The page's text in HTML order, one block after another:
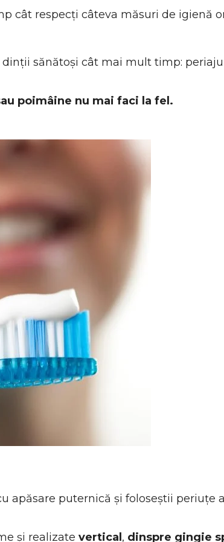
cât respecți câteva măsuri de igienă
sănătoși cât mai mult timp:
poimâine nu mai faci la fel.
apăsare puternică și foloseștii periuțe
și realizate vertical , dinspre gingie